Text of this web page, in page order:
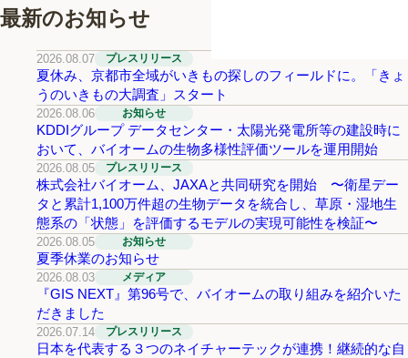
最新のお知らせ
2026.08.07 プレスリリース
夏休み、京都市全域がいきもの探しのフィールドに。「きょ
うのいきもの大調査」スタート
2026.08.06 お知らせ
KDDIグループ データセンター・太陽光発電所等の建設時に
おいて、バイオームの生物多様性評価ツールを運用開始
2026.08.05 プレスリリース
株式会社バイオーム、JAXAと共同研究を開始 〜衛星デー
タと累計1,100万件超の生物データを統合し、草原・湿地生
態系の「状態」を評価するモデルの実現可能性を検証〜
2026.08.05 お知らせ
夏季休業のお知らせ
2026.08.03 メディア
『GIS NEXT』第96号で、バイオームの取り組みを紹介いた
だきました
2026.07.14 プレスリリース
日本を代表する３つのネイチャーテックが連携！継続的な自